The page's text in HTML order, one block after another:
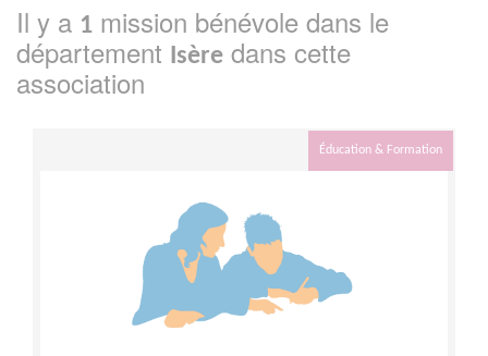
Il y a 1 mission bénévole dans le
département
Isère dans cette
association
Éducation & Formation